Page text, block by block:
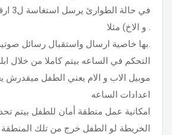
في
و الاخ) مثلا .
* بها خاصية ارسال واستقبال رسائل صوتية.
موبيل الاب و الام يعني الطفل ميقدرش
اعدادات الساعه
الخريطة لو الطفل خرج من تلك المنطقة